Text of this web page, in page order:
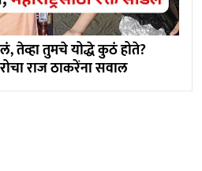
तेव्हा तुमचे योद्धे कुठं होते?
राज ठाकरेंना सवाल